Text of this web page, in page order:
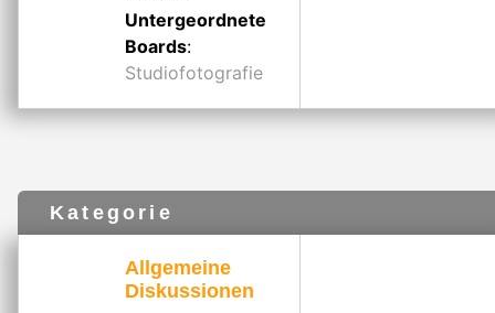
Untergeordnete
Boards:
Studiofotografie
Kategorie
Allgemeine
Diskussionen